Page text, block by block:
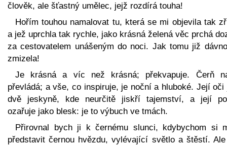
člověk, ale šťastný umělec, jejž rozdírá touha!
Hořím touhou namalovat tu, která se mi objevila tak
a jež uprchla tak rychle, jako krásná želená věc prchá
za cestovatelem unášeným do noci. Jak tomu již
zmizela!
Je krásná a víc než krásná; překvapuje. Čerň
převládá; a vše, co inspiruje, je noční a hluboké. Její oči
dvě jeskyně, kde neurčitě jiskří tajemství, a její
ozařuje jako blesk: je to výbuch ve tmách.
Přirovnal bych ji k černému slunci, kdybychom si
představit černou hvězdu, vylévající světlo a štěstí.